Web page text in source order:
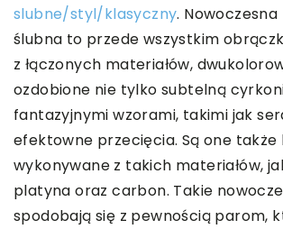
slubne/styl/klasyczny.
ślubna to przede wszystkim
z łączonych materiałów,
ozdobione nie tylko subtelną
fantazyjnymi wzorami, takimi jak
efektowne przecięcia. Są one
wykonywane z takich materiałów,
platyna oraz carbon. Takie
spodobają się z pewnością parom,